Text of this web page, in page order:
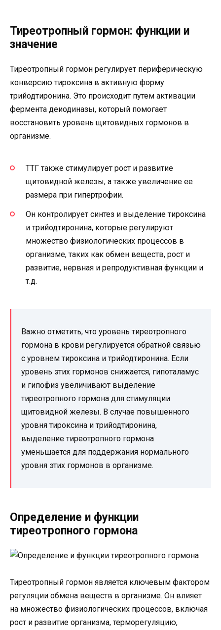
Тиреотропный гормон: функции и
значение
Тиреотропный гормон регулирует периферическую
конверсию тироксина в активную форму
трийодтиронина. Это происходит путем активации
фермента деиодиназы, который помогает
восстановить уровень щитовидных гормонов в
организме.
ТТГ также стимулирует рост и развитие
щитовидной железы, а также увеличение ее
размера при гипертрофии.
Он контролирует синтез и выделение тироксина
и трийодтиронина, которые регулируют
множество физиологических процессов в
организме, таких как обмен веществ, рост и
развитие, нервная и репродуктивная функции и
т.д.
Важно отметить, что уровень тиреотропного
гормона в крови регулируется обратной связью
с уровнем тироксина и трийодтиронина. Если
уровень этих гормонов снижается, гипоталамус
и гипофиз увеличивают выделение
тиреотропного гормона для стимуляции
щитовидной железы. В случае повышенного
уровня тироксина и трийодтиронина,
выделение тиреотропного гормона
уменьшается для поддержания нормального
уровня этих гормонов в организме.
Определение и функции
тиреотропного гормона
Тиреотропный гормон является ключевым фактором
регуляции обмена веществ в организме. Он влияет
на множество физиологических процессов, включая
рост и развитие организма, терморегуляцию,